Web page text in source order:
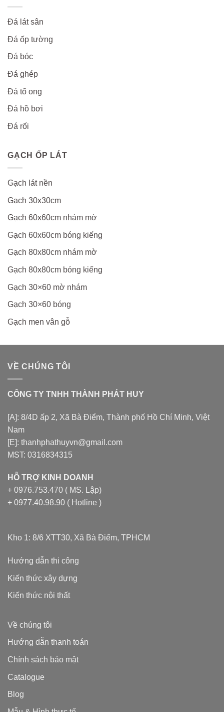
Đá lát sân
Đá ốp tường
Đá bóc
Đá ghép
Đá tổ ong
Đá hồ bơi
Đá rối
GẠCH ỐP LÁT
Gạch lát nền
Gạch 30x30cm
Gạch 60x60cm nhám mờ
Gạch 60x60cm bóng kiếng
Gạch 80x80cm nhám mờ
Gạch 80x80cm bóng kiếng
Gạch 30×60 mờ nhám
Gạch 30×60 bóng
Gạch men vân gỗ
VỀ CHÚNG TÔI
CÔNG TY TNHH THÀNH PHÁT HUY
[A]: 8/4D ấp 2, Xã Bà Điểm, Thành phố Hồ Chí Minh, Việt
Nam
[E]: thanhphathuyvn@gmail.com
MST: 0316834315
HỖ TRỢ KINH DOANH
+ 0976.753.470 ( MS. Lập)
+ 0977.40.98.90 ( Hotline )
Kho 1: 8/6 XTT30, Xã Bà Điểm, TPHCM
Hướng dẫn thi công
Kiến thức xây dựng
Kiến thức nội thất
Về chúng tôi
Hướng dẫn thanh toán
Chính sách bảo mật
Catalogue
Blog